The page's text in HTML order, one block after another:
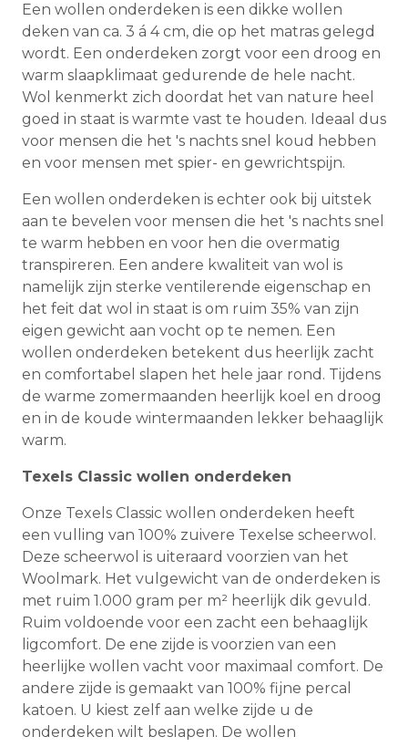
Een wollen onderdeken is een dikke wollen
deken van ca. 3 á 4 cm, die op het matras gelegd
wordt. Een onderdeken zorgt voor een droog en
warm slaapklimaat gedurende de hele nacht.
Wol kenmerkt zich doordat het van nature heel
goed in staat is warmte vast te houden. Ideaal dus
voor mensen die het 's nachts snel koud hebben
en voor mensen met spier- en gewrichtspijn.
Een wollen onderdeken is echter ook bij uitstek
aan te bevelen voor mensen die het 's nachts snel
te warm hebben en voor hen die overmatig
transpireren. Een andere kwaliteit van wol is
namelijk zijn sterke ventilerende eigenschap en
het feit dat wol in staat is om ruim 35% van zijn
eigen gewicht aan vocht op te nemen. Een
wollen onderdeken betekent dus heerlijk zacht
en comfortabel slapen het hele jaar rond. Tijdens
de warme zomermaanden heerlijk koel en droog
en in de koude wintermaanden lekker behaaglijk
warm.
Texels Classic wollen onderdeken
Onze Texels Classic wollen onderdeken heeft
een vulling van 100% zuivere Texelse scheerwol.
Deze scheerwol is uiteraard voorzien van het
Woolmark. Het vulgewicht van de onderdeken is
met ruim 1.000 gram per m² heerlijk dik gevuld.
Ruim voldoende voor een zacht een behaaglijk
ligcomfort. De ene zijde is voorzien van een
heerlijke wollen vacht voor maximaal comfort. De
andere zijde is gemaakt van 100% fijne percal
katoen. U kiest zelf aan welke zijde u de
onderdeken wilt beslapen. De wollen